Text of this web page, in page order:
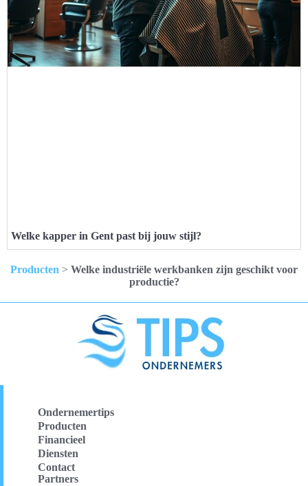
Welke kapper in Gent past bij jouw stijl?
Producten > Welke industriële werkbanken zijn geschikt voor
productie?
Ondernemertips
Producten
Financieel
Diensten
Contact
Partners